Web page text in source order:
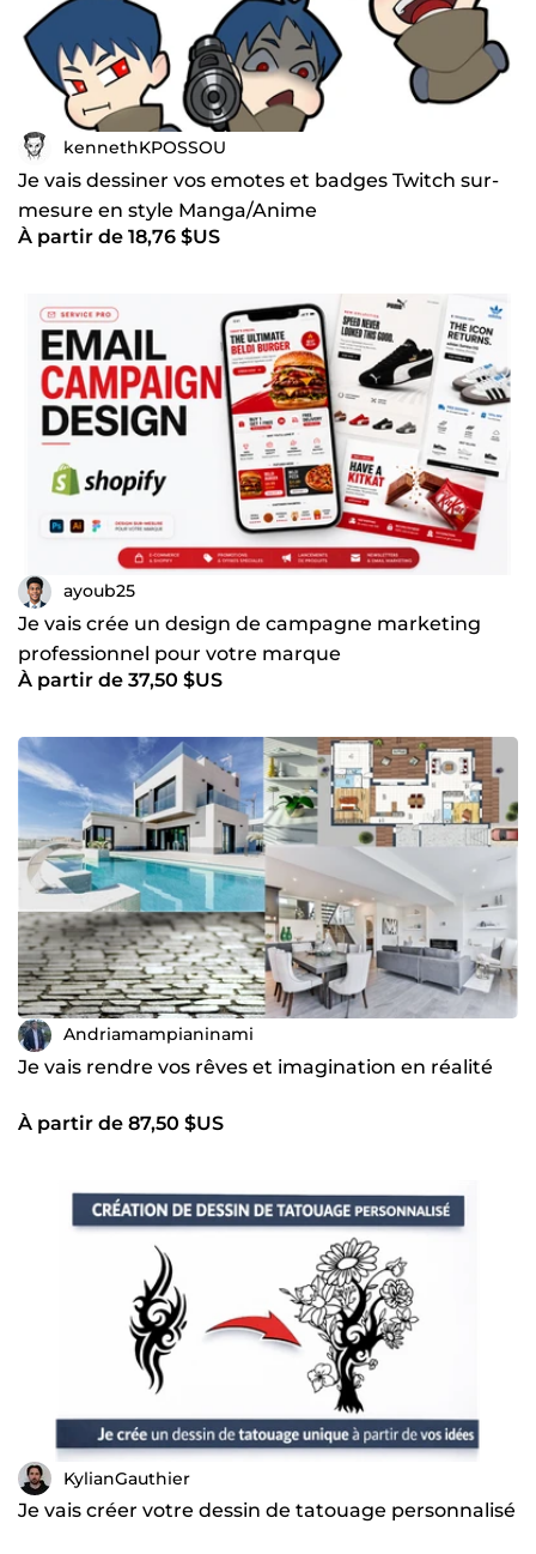
kennethKPOSSOU
Je vais dessiner vos emotes et badges Twitch sur-
mesure en style Manga/Anime
À partir de 18,76 $US
ayoub25
Je vais crée un design de campagne marketing
professionnel pour votre marque
À partir de 37,50 $US
Andriamampianinami
Je vais rendre vos rêves et imagination en réalité
À partir de 87,50 $US
KylianGauthier
Je vais créer votre dessin de tatouage personnalisé